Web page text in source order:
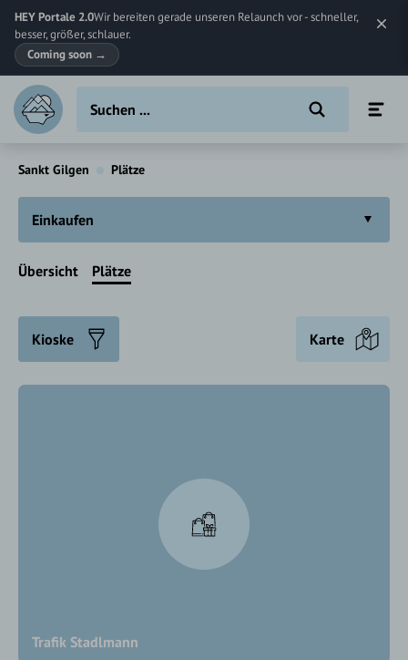
HEY Portale 2.0Wir bereiten gerade unseren Relaunch vor - schneller,
besser, größer, schlauer.
Coming soon →
Sankt Gilgen Plätze
Einkaufen
Übersicht Plätze
Kioske Karte
Trafik Stadlmann